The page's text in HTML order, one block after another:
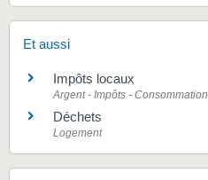
Et aussi
Impôts locaux
Argent - Impôts - Consommation
Déchets
Logement